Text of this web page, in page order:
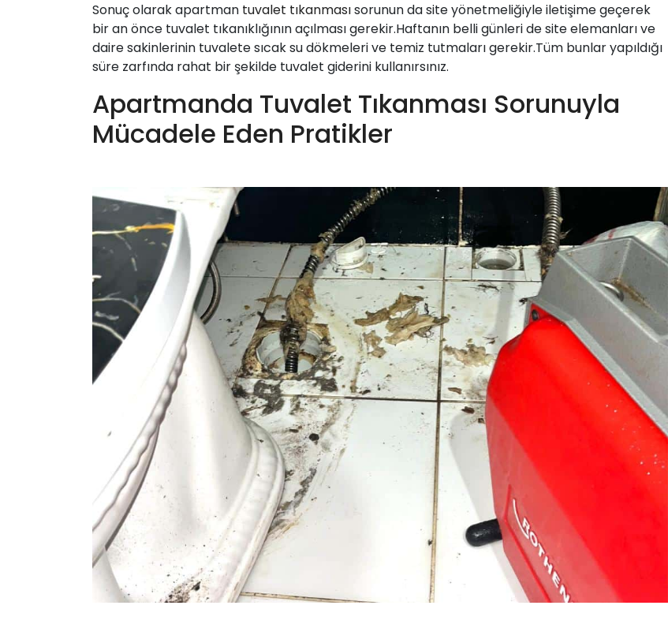
Sonuç olarak apartman tuvalet tıkanmasısorunun da site yönetmeliğiyle iletişime geçerek
bir an önce tuvalet tıkanıklığının açılması gerekir.Haftanın belli günleri de site elemanları ve
daire sakinlerinin tuvalete sıcak su dökmeleri ve temiz tutmaları gerekir.Tüm bunlar yapıldığı
süre zarfında rahat bir şekilde tuvalet giderini kullanırsınız.
Apartmanda Tuvalet Tıkanması Sorunuyla
Mücadele Eden Pratikler